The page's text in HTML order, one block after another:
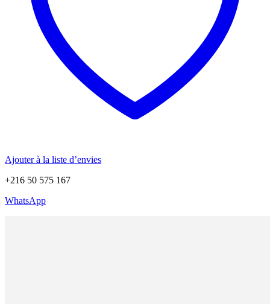
Ajouter à la liste d’envies
+216 50 575 167
WhatsApp